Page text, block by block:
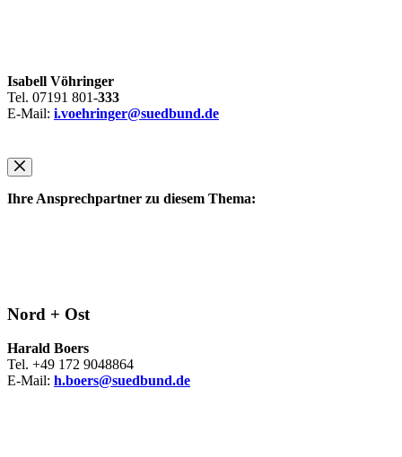
Isabell Vöhringer
Tel. 07191 801-333
E-Mail: i.voehringer@suedbund.de
Ihre Ansprechpartner zu diesem Thema:
Nord + Ost
Harald Boers
Tel. +49 172 9048864
E-Mail: h.boers@suedbund.de